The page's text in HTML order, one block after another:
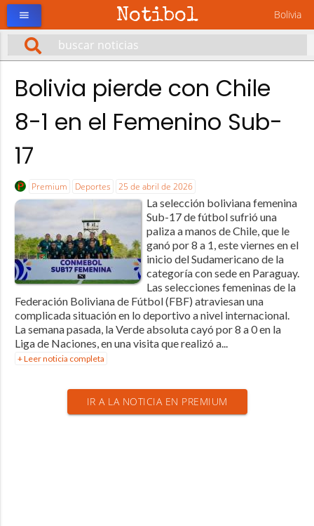
Notibol Bolivia
menu
Bolivia pierde con Chile
8-1 en el Femenino Sub-
17
Premium Deportes 25 de abril de 2026
La selección boliviana femenina
Sub-17 de fútbol sufrió una
paliza a manos de Chile, que le
ganó por 8 a 1, este viernes en el
inicio del Sudamericano de la
categoría con sede en Paraguay.
Las selecciones femeninas de la
Federación Boliviana de Fútbol (FBF) atraviesan una
complicada situación en lo deportivo a nivel internacional.
La semana pasada, la Verde absoluta cayó por 8 a 0 en la
Liga de Naciones, en una visita que realizó a...
+ Leer noticia completa
IR A LA NOTICIA EN PREMIUM